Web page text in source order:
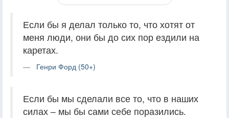
Если бы я делал только то, что хотят от
меня люди, они бы до сих пор ездили на
каретах.
Генри Форд (50+)
Если бы мы сделали все то, что в наших
силах – мы бы сами себе поразились.